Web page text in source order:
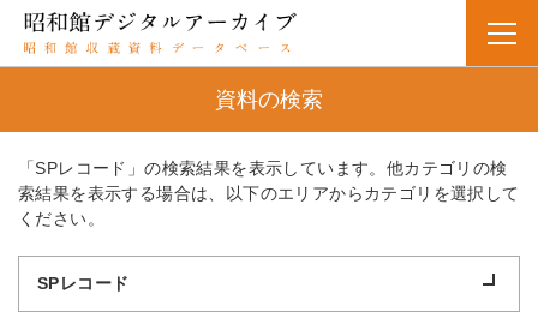
資料の検索
「SPレコード」の検索結果を表示しています。他カテゴリの検
索結果を表示する場合は、以下のエリアからカテゴリを選択して
ください。
SPレコード